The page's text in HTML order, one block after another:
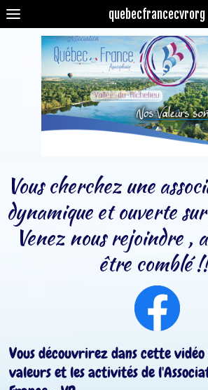
quebecfrancecvrorg
Vous cherchez une
dynamique et ouverte
Venez nous rejoindre ,
être comblé
Vous découvrirez dans cette
valeurs et les activités de